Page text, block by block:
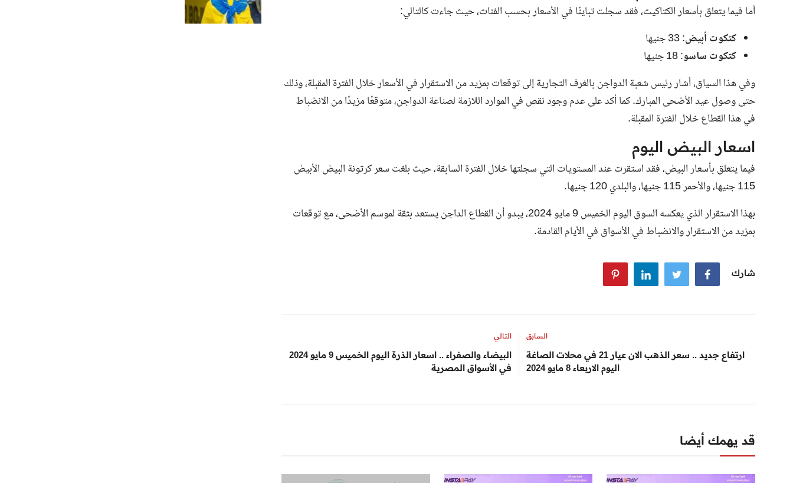
أما فيما يتعلق بأسعار الكتاكيت، فقد سجلت تباينًا في الأسعار بحسب الفئات، حيث جاءت كالتالي:
كتكوت أبيض: 33 جنيها
كتكوت ساسو: 18 جنيها
وفي هذا السياق، أشار رئيس شعبة الدواجن بالغرف التجارية إلى توقعات بمزيد من الاستقرار في الأسعار خلال الفترة المقبلة، وذلك
حتى وصول عيد الأضحى المبارك. كما أكد على عدم وجود نقص في الموارد اللازمة لصناعة الدواجن، متوقعًا مزيدًا من الانضباط
في هذا القطاع خلال الفترة المقبلة.
اسعار البيض اليوم
فيما يتعلق بأسعار البيض، فقد استقرت عند المستويات التي سجلتها خلال الفترة السابقة، حيث بلغت سعر كرتونة البيض الأبيض
115 جنيها، والأحمر 115 جنيها، والبلدي 120 جنيها.
بهذا الاستقرار الذي يعكسه السوق اليوم الخميس 9 مايو 2024، يبدو أن القطاع الداجن يستعد بثقة لموسم الأضحى، مع توقعات
بمزيد من الاستقرار والانضباط في الأسواق في الأيام القادمة.
شارك
السابق
ارتفاع جديد .. سعر الذهب الان عيار 21 في محلات الصاغة
اليوم الاربعاء 8 مايو 2024
التالي
البيضاء والصفراء .. اسعار الذرة اليوم الخميس 9 مايو 2024
في الأسواق المصرية
قد يهمك أيضا